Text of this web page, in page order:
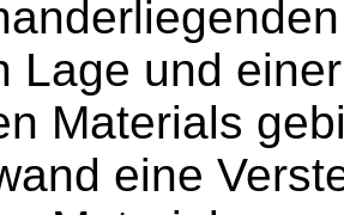
Lage und
Materials
eine